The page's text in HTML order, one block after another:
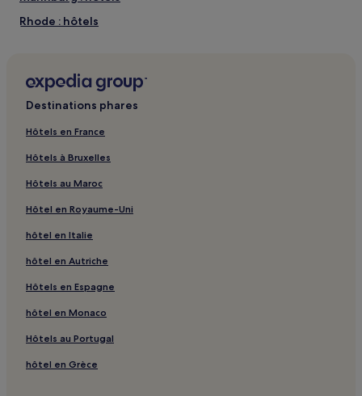
Rhode : hôtels
Musée des Arts de Wolfsburg : hôtels à proximité
Mariental : hôtels
Centre commercial Schloss Arkaden Braunschweig : hôtels
à proximité
Bechtsbüttel : hôtels
compagnie
Plage du Lac de Bernstein : hôtels à proximité
Destinations phares
Hôtels en France
Hôtels à Bruxelles
Hôtels au Maroc
Hôtel en Royaume-Uni
hôtel en Italie
hôtel en Autriche
Hôtels en Espagne
hôtel en Monaco
Hôtels au Portugal
hôtel en Grèce